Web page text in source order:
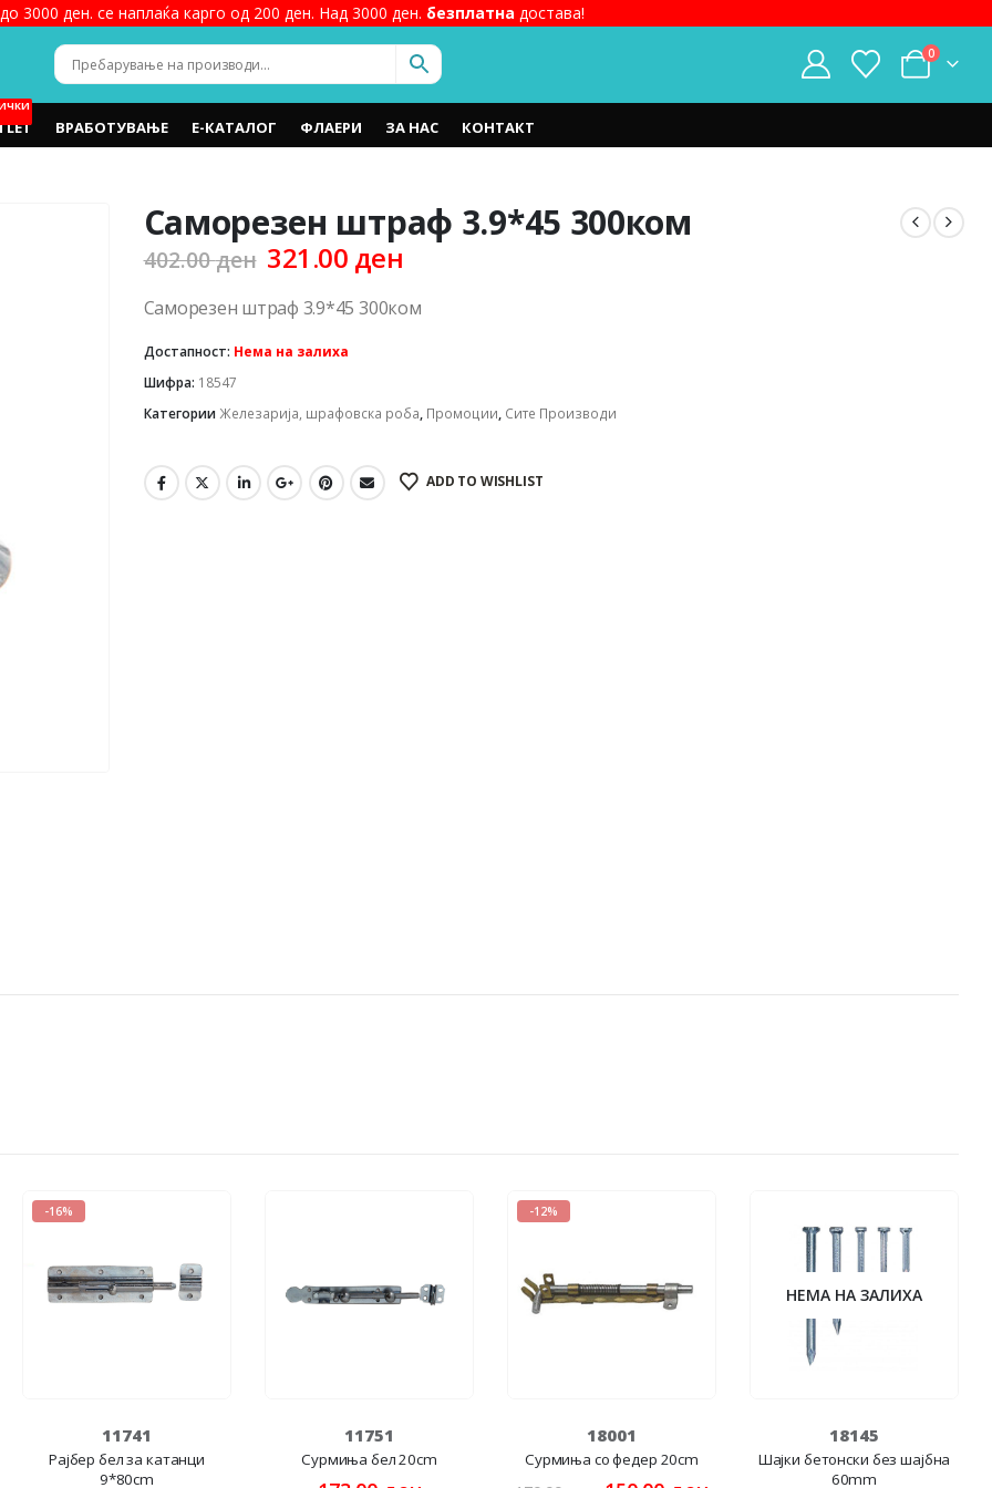
3000 ден. се наплаќа карго од 200 ден. Над 3000 ден. безплатна достава!
0
ВРАБОТУВАЊЕ Е-КАТАЛОГ ФЛАЕРИ ЗА НАС КОНТАКТ
Cаморезен штраф 3.9*45 300ком
402.00ден Original
was:
321.00 ден
is:
Cаморезен штраф 3.9*45 300ком
Достапност: Нема на залиха
Шифра: 18547
КатегорииЖелезарија, шрафовска роба, Промоции, Сите Производи
ADD TO WISHLIST
-16%
11741
Рајбер бел за катанци
9*80cm
11751
Сурмиња бел 20cm
-12%
18001
Сурмиња со федер 20cm
НЕМА НА ЗАЛИХА
18145
Шајки бетонски без шајбна
60mm